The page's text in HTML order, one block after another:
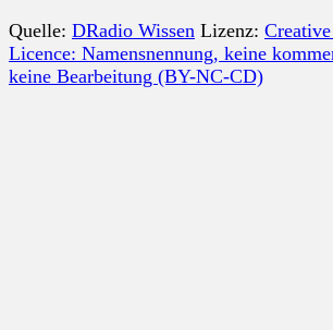
Quelle: DRadio Wissen Lizenz:
Licence: Namensnennung, keine
keine Bearbeitung (BY-NC-CD)